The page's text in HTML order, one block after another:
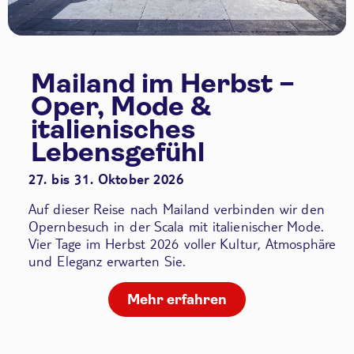
Mailand im Herbst –
Oper, Mode &
italienisches
Lebensgefühl
27. bis 31. Oktober 2026
Auf dieser Reise nach Mailand verbinden wir den
Opernbesuch in der Scala mit italienischer Mode.
Vier Tage im Herbst 2026 voller Kultur, Atmosphäre
und Eleganz erwarten Sie.
Mehr erfahren